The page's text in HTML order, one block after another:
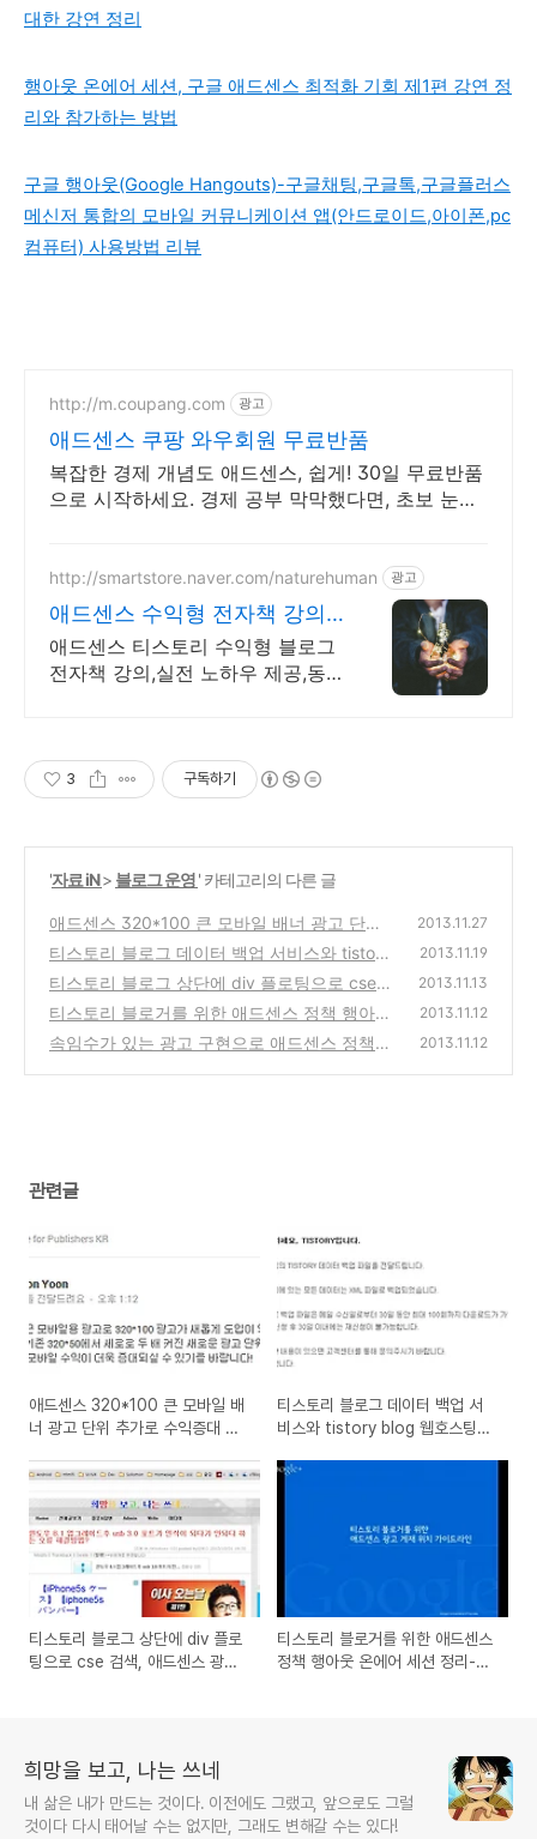
대한 강연 정리
행아웃 온에어 세션, 구글 애드센스 최적화 기회 제1편 강연 정
리와 참가하는 방법
구글 행아웃(Google Hangouts)-구글채팅,구글톡,구글플러스
메신저 통합의 모바일 커뮤니케이션 앱(안드로이드,아이폰,pc
컴퓨터) 사용방법 리뷰
http://m.coupang.com 광고
애드센스 쿠팡 와우회원 무료반품
복잡한 경제 개념도 애드센스, 쉽게! 30일 무료반품
으로 시작하세요. 경제 공부 막막했다면, 초보 눈높
http://smartstore.naver.com/naturehuman 광고
애드센스 수익형 전자책 강의
월100만원 고정 수익발생!
애드센스 티스토리 수익형 블로그
전자책 강의,실전 노하우 제공,동
3 구독하기
'자료 iN> 블로그 운영' 카테고리의 다른 글
애드센스 320*100 큰 모바일 배너 광고 단위
추가로 수익증대 기대와 티스토리는?
(13)
2013.11.27
티스토리 블로그 데이터 백업 서비스와 tistory
blog 웹호스팅을 한다면 비용은 얼마나 들까?
(0)
2013.11.19
티스토리 블로그 상단에 div 플로팅으로 cse
검색, 애드센스 광고 부착과 정책 위반
(7)
2013.11.13
티스토리 블로거를 위한 애드센스 정책 행아웃
온에어 세션 정리-AdSense 주의사항
(2)
2013.11.12
속임수가 있는 광고 구현으로 애드센스 정책위
2013.11.12
관련글
애드센스 320*100 큰 모바일 배
너 광고 단위 추가로 수익증대 기
티스토리 블로그 데이터 백업 서
비스와 tistory blog 웹호스팅을
티스토리 블로그 상단에 div 플로
팅으로 cse 검색, 애드센스 광고
티스토리 블로거를 위한 애드센스
정책 행아웃 온에어 세션 정리-
희망을 보고, 나는 쓰네
내 삶은 내가 만드는 것이다. 이전에도 그랬고, 앞으로도 그럴
것이다 다시 태어날 수는 없지만, 그래도 변해갈 수는 있다!